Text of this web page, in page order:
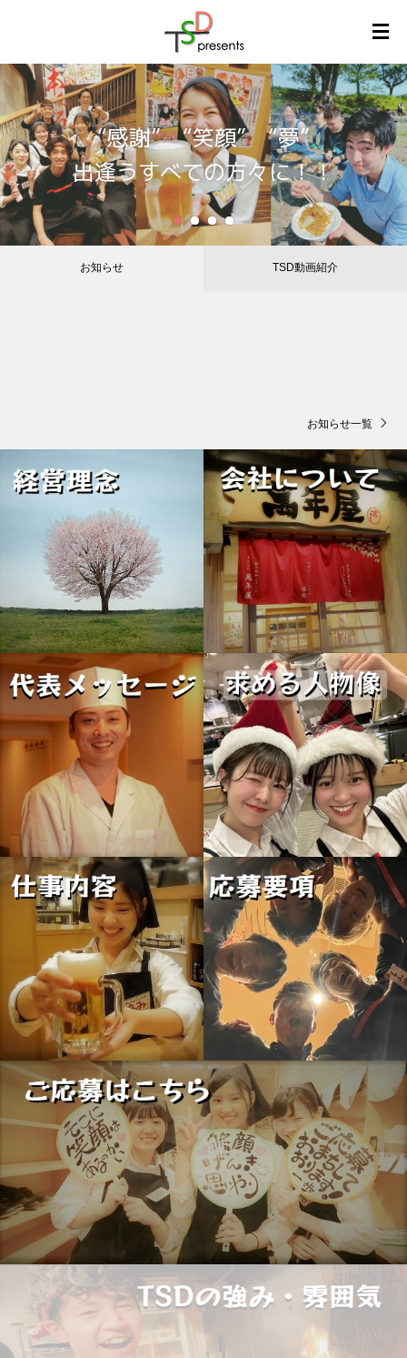
“感謝” “笑顔” “夢”
出逢うすべての方々に！！
『楽しい』を『もっと楽しく』
皆が幸せになる『あり方』の追求っ!!
『新たな自分』と『素敵な仲間』を手に
入れよう!!
2 3 4
お知らせ TSD動画紹介
お知らせ一覧